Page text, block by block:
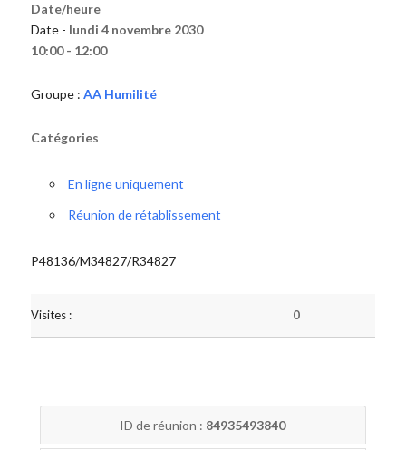
Date/heure
Date - lundi 4 novembre 2030
10:00 - 12:00
Groupe : AA Humilité
Catégories
En ligne uniquement
Réunion de rétablissement
P48136/M34827/R34827
Visites : 0
ID de réunion : 84935493840